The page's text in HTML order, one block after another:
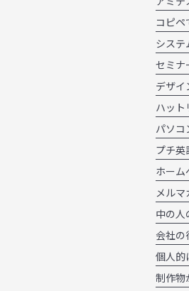
コピ
システ
セミナ
デザイ
ハット
パソコ
プチ英
ホーム
メル
中の人
会社の
個人的
制作物